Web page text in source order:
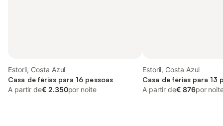
Estoril, Costa Azul
Casa de férias para 16 pessoas
A partir de€ 2.350por noite
Estoril, Costa Azul
Casa de férias para 13
A partir de€ 876por